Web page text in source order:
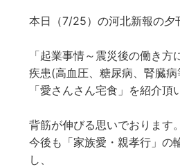
本日（7/25）の河北新報の夕
「起業事情～震災後の働き
疾患(高血圧、糖尿病、腎臓
「愛さんさん宅食」を紹介頂
背筋が伸びる思いでおります。
今後も「家族愛・親孝行」の
し、